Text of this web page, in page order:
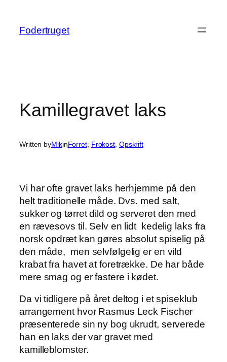
indhold
Fodertruget
Kamillegravet laks
Written byMikinForret, Frokost Opskrift
Vi har ofte gravet laks herhjemme på den
helt traditionelle måde. Dvs. med salt,
sukker og tørret dild og serveret den med
en rævesovs til. Selv en lidt kedelig laks fra
norsk opdræt kan gøres absolut spiselig på
den måde, men selvfølgelig er en vild
krabat fra havet at foretrække. De har både
mere smag og er fastere i kødet.
Da vi tidligere på året deltog i et spiseklub
arrangement hvor Rasmus Leck Fischer
præsenterede sin ny bog ukrudt, serverede
han en laks der var gravet med
kamilleblomster.